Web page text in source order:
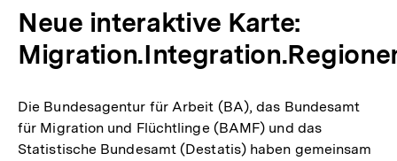
Neue interaktive Karte:
Die Bundesagentur für Arbeit (BA), das Bundesamt
für Migration und Flüchtlinge (BAMF) und das
Statistische Bundesamt (Destatis) haben gemeinsam